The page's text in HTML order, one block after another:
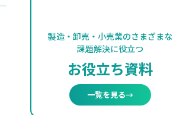
製造・卸売・小売業のさまざまな
課題解決に役立つ
お役立ち資料
一覧を見る→